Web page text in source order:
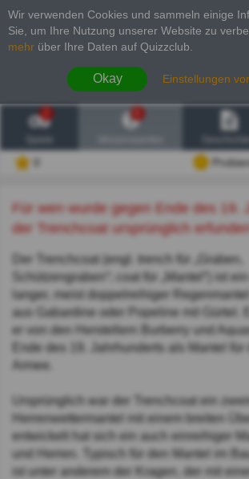
Wir verwenden Cookies und sammeln einige
Sie, um Ihre Nutzung unserer Website zu
mehr über Ihre Daten auf Quizzclub.
Okay Einstellungen
2
der Trenchcoat ursprünglich
Der Trenchcoat (engl. trench für „Graben,
Schützengraben“; coat für „Mantel“) ist
langer, meist doppelreihiger
aus Gabardine oder Popeline mit Gürtel.
er von den Herstellern Burberry und
Ende des 19. Jahrhunderts als Mantel für
Armee.
Ursprünglich war der Trenchcoat ein
Herrenwettermantel mit einem breiten
entwickelt hat sich ein auch einreihiger
und Herren. Typisch für den Mantel im
ist unter anderem der Kragen, der mit